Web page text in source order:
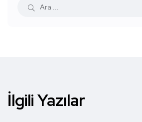
İlgili Yazılar